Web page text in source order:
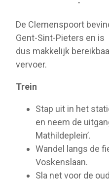
-
De Clemenspoort
Gent-Sint-Pieters en is
dus makkelijk
vervoer.
Trein
Stap uit in het
en neem de
Mathildeplein’.
Wandel langs de
Voskenslaan.
Sla net voor de